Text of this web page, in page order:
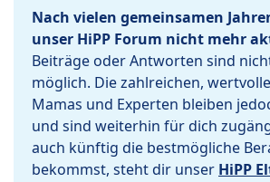
Nach vielen gemeinsamen
unser HiPP Forum nicht mehr
Beiträge oder Antworten sind
möglich. Die zahlreichen,
Mamas und Experten bleiben
und sind weiterhin für dich
auch künftig die bestmögliche
bekommst, steht dir unser HiPP